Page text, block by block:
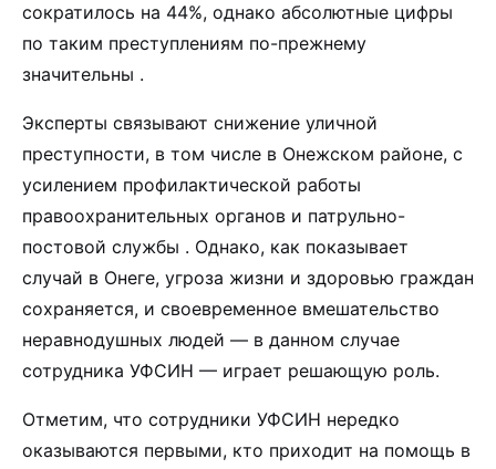
сократилось на 44%, однако абсолютные цифры
по таким преступлениям по-прежнему
значительны .
Эксперты связывают снижение уличной
преступности, в том числе в Онежском районе, с
усилением профилактической работы
правоохранительных органов и патрульно-
постовой службы . Однако, как показывает
случай в Онеге, угроза жизни и здоровью граждан
сохраняется, и своевременное вмешательство
неравнодушных людей — в данном случае
сотрудника УФСИН — играет решающую роль.
Отметим, что сотрудники УФСИН нередко
оказываются первыми, кто приходит на помощь в